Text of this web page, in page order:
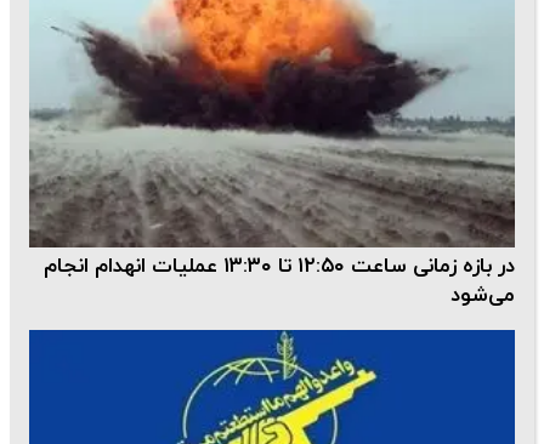
در بازه زمانی ساعت ۱۲:۵۰ تا ۱۳:۳۰ عملیات انهدام انجام
می‌شود